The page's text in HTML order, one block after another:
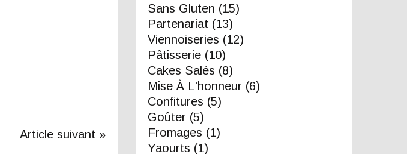
Article suivant »
Sans Gluten (15)
Partenariat (13)
Viennoiseries (12)
Pâtisserie (10)
Cakes Salés (8)
Mise À L'honneur (6)
Confitures (5)
Goûter (5)
Fromages (1)
Yaourts (1)